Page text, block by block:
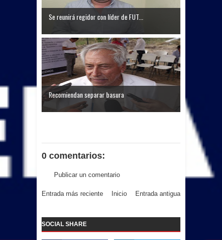
Se reunirá regidor con líder de FUT...
Recomiendan separar basura
0 comentarios:
Publicar un comentario
Entrada más reciente Entrada antigua
Inicio
SOCIAL SHARE